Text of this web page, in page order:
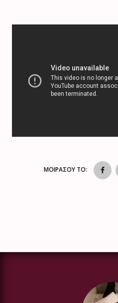
ΜΟΙΡΑΣΟΥ ΤΟ: